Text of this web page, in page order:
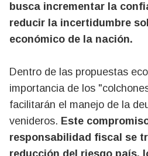
busca incrementar la
reducir la incertidumbre
económico de la nación.
Dentro de las propuestas
importancia de los
facilitarán el manejo de la
venideros. Este
responsabilidad fiscal se
reducción del riesgo país,